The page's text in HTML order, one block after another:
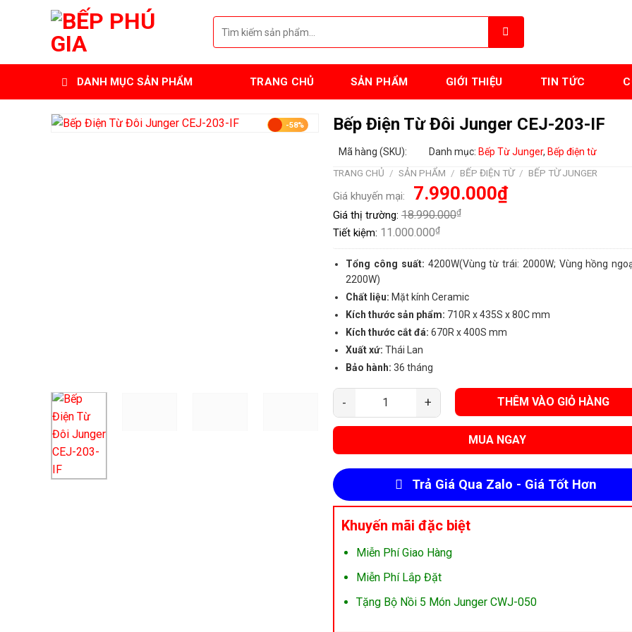
Tìm
kiếm:
DANH MỤC SẢN PHẨM TRANG CHỦ SẢN PHẨM GIỚI THIỆU TIN TỨC
-58% Bếp Điện Từ Đôi Junger CEJ-203-IF
Mã hàng (SKU): Danh mục: Bếp Từ Junger, Bếp điện từ
TRANG CHỦ / SẢN PHẨM / BẾP ĐIỆN TỪ / BẾP TỪ JUNGER
Giá khuyến mại:
Giá
gốc
là:
18.990.000₫.
7.990.000₫Giá
Giá thị trường: 18.990.000₫
Tiết kiệm: 11.000.000₫
Tổng công suất: 4200W(Vùng từ trái: 2000W; Vùng hồng
2200W)
Chất liệu: Mặt kính Ceramic
Kích thước sản phẩm: 710R x 435S x 80C mm
Kích thước cắt đá: 670R x 400S mm
Xuất xứ: Thái Lan
Bảo hành: 36 tháng
Bếp Điện Từ Đôi Junger CEJ-203-IF số lượng
THÊM VÀO GIỎ HÀNG
MUA NGAY
Trả Giá Qua Zalo - Giá Tốt Hơn
Khuyến mãi đặc biệt
Miễn Phí Giao Hàng
Miễn Phí Lắp Đặt
Tặng Bộ Nồi 5 Món Junger CWJ-050